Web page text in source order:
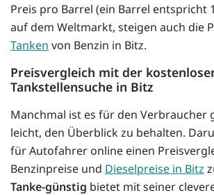
Preis pro Barrel (ein Barrel entspricht
auf dem Weltmarkt, steigen auch die
Tanken von Benzin in Bitz.
Preisvergleich mit der
Tankstellensuche in Bitz
Manchmal ist es für den Verbraucher
leicht, den Überblick zu behalten.
für Autofahrer online einen
Benzinpreise und Dieselpreise in Bitz
Tanke-günstig bietet mit seiner